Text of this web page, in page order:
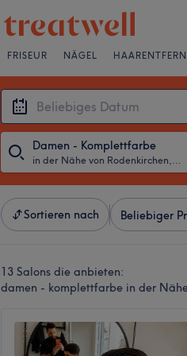
FRISEUR NÄGEL
Damen - Komplettfarbe
in der Nähe von Rodenkirchen, Köln
Sortieren nach Beliebiger
13 Salons die anbieten:
damen - komplettfarbe in der